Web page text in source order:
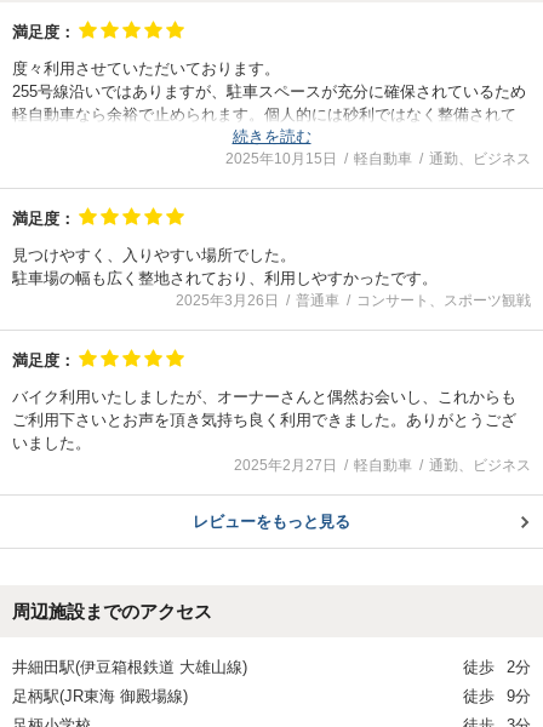
満足度：
度々利用させていただいております。
255号線沿いではありますが、駐車スペースが充分に確保されているため
軽自動車なら余裕で止められます。個人的には砂利ではなく整備されて
オーナー様もタイミングによって会う場合がありますが挨拶を返してく
れるので、安心して利用できます。
続きを読む
2025年10月15日 軽自動車 通勤、ビジネス
満足度：
見つけやすく、入りやすい場所でした。
駐車場の幅も広く整地されており、利用しやすかったです。
2025年3月26日 普通車 コンサート、スポーツ観戦
満足度：
バイク利用いたしましたが、オーナーさんと偶然お会いし、これからも
ご利用下さいとお声を頂き気持ち良く利用できました。ありがとうござ
いました。
2025年2月27日 軽自動車 通勤、ビジネス
レビューをもっと見る
周辺施設までのアクセス
井細田駅(伊豆箱根鉄道 大雄山線) 徒歩
2分
足柄駅(JR東海 御殿場線)
徒歩
9分